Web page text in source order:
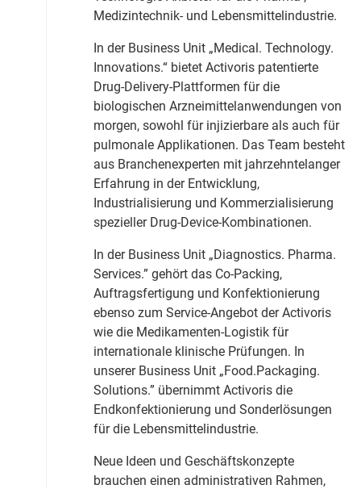
Medizintechnik- und Lebensmittelindustrie.
In der Business Unit „Medical. Technology.
Innovations.“ bietet Activoris patentierte
Drug-Delivery-Plattformen für die
biologischen Arzneimittelanwendungen von
morgen, sowohl für injizierbare als auch für
pulmonale Applikationen. Das Team besteht
aus Branchenexperten mit jahrzehntelanger
Erfahrung in der Entwicklung,
Industrialisierung und Kommerzialisierung
spezieller Drug-Device-Kombinationen.
In der Business Unit „Diagnostics. Pharma.
Services.” gehört das Co-Packing,
Auftragsfertigung und Konfektionierung
ebenso zum Service-Angebot der Activoris
wie die Medikamenten-Logistik für
internationale klinische Prüfungen. In
unserer Business Unit „Food.Packaging.
Solutions.” übernimmt Activoris die
Endkonfektionierung und Sonderlösungen
für die Lebensmittelindustrie.
Neue Ideen und Geschäftskonzepte
brauchen einen administrativen Rahmen,